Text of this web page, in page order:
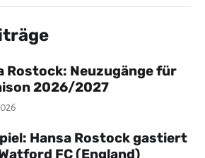
Rostock: Neuzugänge für
2026/2027
Hansa Rostock gastiert
FC (England)